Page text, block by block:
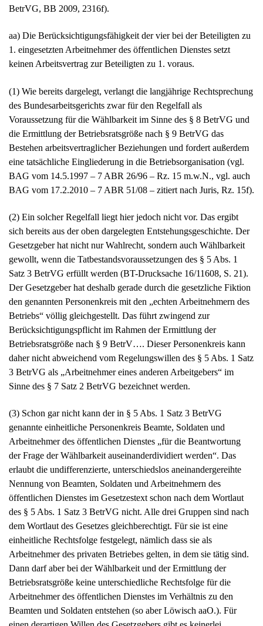
BetrVG, BB 2009, 2316f).
aa) Die Berücksichtigungsfähigkeit der vier bei der Beteiligten zu
1. eingesetzten Arbeitnehmer des öffentlichen Dienstes setzt
keinen Arbeitsvertrag zur Beteiligten zu 1. voraus.
(1) Wie bereits dargelegt, verlangt die langjährige Rechtsprechung
des Bundesarbeitsgerichts zwar für den Regelfall als
Voraussetzung für die Wählbarkeit im Sinne des § 8 BetrVG und
die Ermittlung der Betriebsratsgröße nach § 9 BetrVG das
Bestehen arbeitsvertraglicher Beziehungen und fordert außerdem
eine tatsächliche Eingliederung in die Betriebsorganisation (vgl.
BAG vom 14.5.1997 – 7 ABR 26/96 – Rz. 15 m.w.N., vgl. auch
BAG vom 17.2.2010 – 7 ABR 51/08 – zitiert nach Juris, Rz. 15f).
(2) Ein solcher Regelfall liegt hier jedoch nicht vor. Das ergibt
sich bereits aus der oben dargelegten Entstehungsgeschichte. Der
Gesetzgeber hat nicht nur Wahlrecht, sondern auch Wählbarkeit
gewollt, wenn die Tatbestandsvoraussetzungen des § 5 Abs. 1
Satz 3 BetrVG erfüllt werden (BT-Drucksache 16/11608, S. 21).
Der Gesetzgeber hat deshalb gerade durch die gesetzliche Fiktion
den genannten Personenkreis mit den „echten Arbeitnehmern des
Betriebs“ völlig gleichgestellt. Das führt zwingend zur
Berücksichtigungspflicht im Rahmen der Ermittlung der
Betriebsratsgröße nach § 9 BetrV…. Dieser Personenkreis kann
daher nicht abweichend vom Regelungswillen des § 5 Abs. 1 Satz
3 BetrVG als „Arbeitnehmer eines anderen Arbeitgebers“ im
Sinne des § 7 Satz 2 BetrVG bezeichnet werden.
(3) Schon gar nicht kann der in § 5 Abs. 1 Satz 3 BetrVG
genannte einheitliche Personenkreis Beamte, Soldaten und
Arbeitnehmer des öffentlichen Dienstes „für die Beantwortung
der Frage der Wählbarkeit auseinanderdividiert werden“. Das
erlaubt die undifferenzierte, unterschiedslos aneinandergereihte
Nennung von Beamten, Soldaten und Arbeitnehmern des
öffentlichen Dienstes im Gesetzestext schon nach dem Wortlaut
des § 5 Abs. 1 Satz 3 BetrVG nicht. Alle drei Gruppen sind nach
dem Wortlaut des Gesetzes gleichberechtigt. Für sie ist eine
einheitliche Rechtsfolge festgelegt, nämlich dass sie als
Arbeitnehmer des privaten Betriebes gelten, in dem sie tätig sind.
Dann darf aber bei der Wählbarkeit und der Ermittlung der
Betriebsratsgröße keine unterschiedliche Rechtsfolge für die
Arbeitnehmer des öffentlichen Dienstes im Verhältnis zu den
Beamten und Soldaten entstehen (so aber Löwisch aaO.). Für